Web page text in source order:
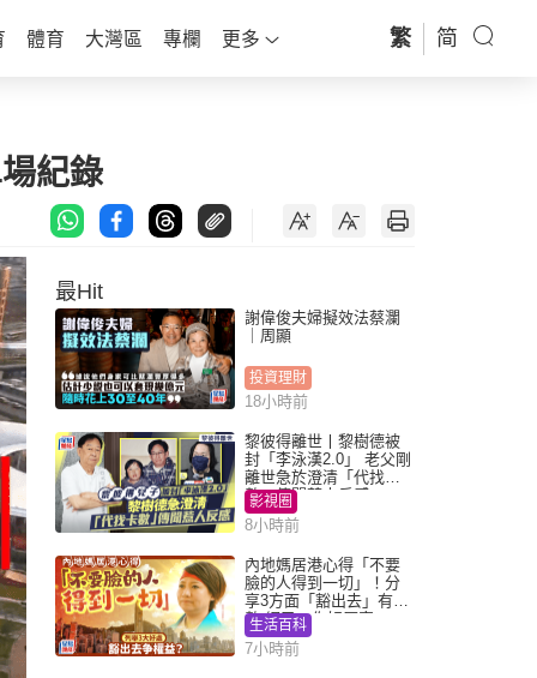
體育 大灣區 專欄 更多 繁 简
紀錄
最Hit
謝偉俊夫婦擬效法蔡瀾
｜周顯
投資理財
18小時前
黎彼得離世丨黎樹德被
封「李泳漢2.0」 老父剛
離世急於澄清「代找卡
數」傳聞惹人反感
影視圈
8小時前
內地媽居港心得「不要
臉的人得到一切」！分
享3方面「豁出去」有著
數 網民：你好厲害
生活百科
7小時前